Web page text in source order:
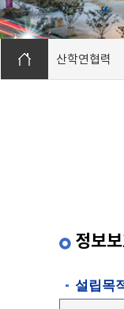
산학연협력
정보
설립목